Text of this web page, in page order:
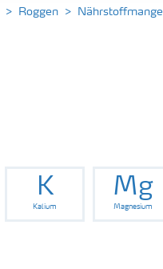
Roggen
K
Kalium
Mg
Magnesium